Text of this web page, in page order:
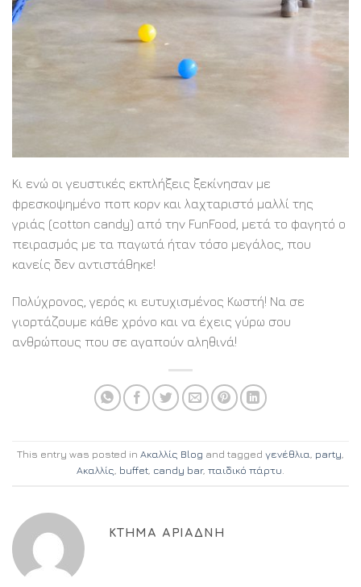
Κι ενώ οι γευστικές εκπλήξεις ξεκίνησαν με
φρεσκοψημένο ποπ κορν και λαχταριστό μαλλί της
γριάς (cotton candy) από την FunFood, μετά το φαγητό ο
πειρασμός με τα παγωτά ήταν τόσο μεγάλος, που
κανείς δεν αντιστάθηκε!
Πολύχρονος, γερός κι ευτυχισμένος Κωστή! Να σε
γιορτάζουμε κάθε χρόνο και να έχεις γύρω σου
ανθρώπους που σε αγαπούν αληθινά!
This entry was posted in Ακαλλίς Blog and tagged γενέθλια, party,
Ακαλλίς, buffet, candy bar, παιδικό πάρτυ.
ΚΤΉΜΑ ΑΡΙΆΔΝΗ